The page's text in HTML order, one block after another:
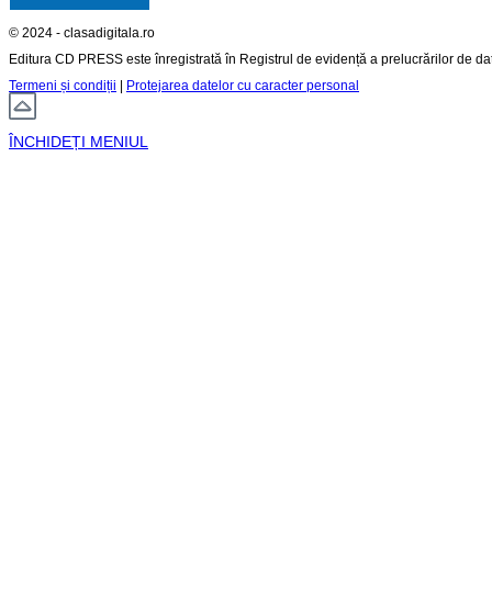
© 2024 - clasadigitala.ro
Editura CD PRESS este înregistrată în Registrul de evidență a prelucrărilor de
Termeni și condiții | Protejarea datelor cu caracter personal
ÎNCHIDEȚI MENIUL